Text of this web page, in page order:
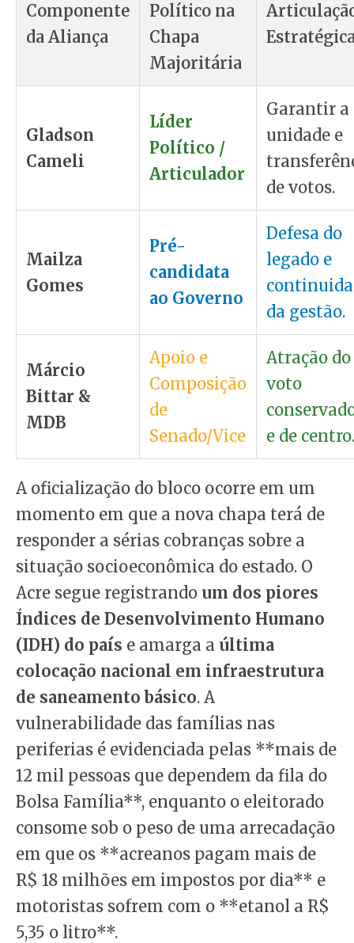
Componente
da Aliança
Político na
Chapa
Majoritária
Gladson
Cameli
Líder
Político /
Articulador
Garantir a
unidade e
de votos.
Mailza
Gomes
Pré-
candidata
ao Governo
Defesa do
legado e
da gestão.
Márcio
Bittar &
MDB
Apoio e
Composição
de
Senado/Vice
Atração do
voto
e de centro.
A oficialização do bloco ocorre em um
momento em que a nova chapa terá de
responder a sérias cobranças sobre a
situação socioeconômica do estado. O
Acre segue registrando um dos piores
Índices de Desenvolvimento Humano
(IDH) do país e amarga a última
colocação nacional em infraestrutura
de saneamento básico. A
vulnerabilidade das famílias nas
periferias é evidenciada pelas **mais de
12 mil pessoas que dependem da fila do
Bolsa Família**, enquanto o eleitorado
consome sob o peso de uma arrecadação
em que os **acreanos pagam mais de
R$ 18 milhões em impostos por dia** e
motoristas sofrem com o **etanol a R$
5,35 o litro**.